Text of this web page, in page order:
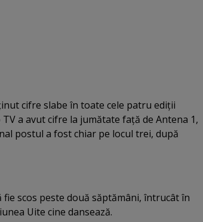
cifre slabe în toate cele patru ediţii
a avut cifre la jumătate faţă de Antena 1,
postul a fost chiar pe locul trei, după
scos peste două săptămâni, întrucât în
Uite cine dansează.